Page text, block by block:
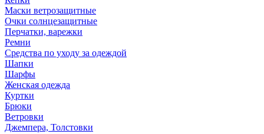
Маски ветрозащитные
Очки солнцезащитные
Перчатки, варежки
Ремни
Средства по уходу за одеждой
Шапки
Шарфы
Женская одежда
Куртки
Брюки
Ветровки
Джемпера, Толстовки